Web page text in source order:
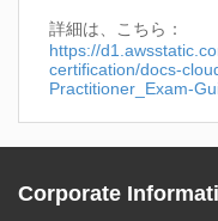
詳細は、こちら：
https://
certification/docs-
Practitioner_Exam-
Corporate